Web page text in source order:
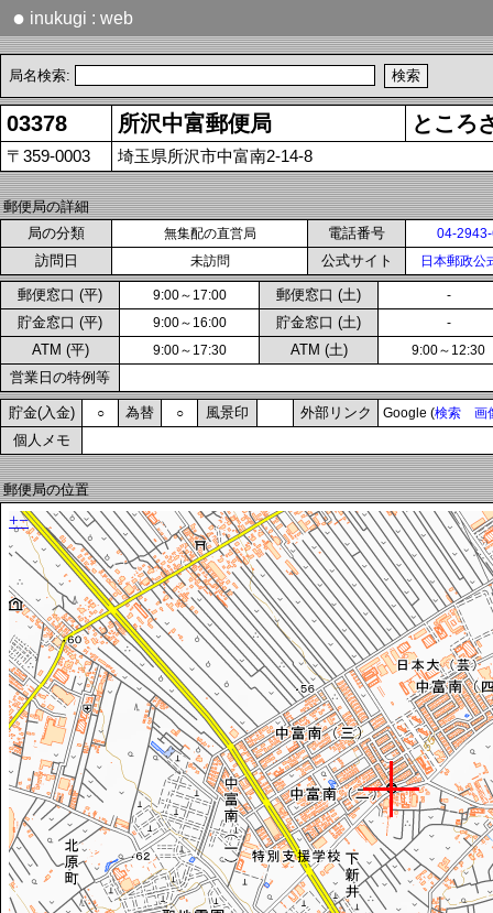
● inukugi : web
局名検索:
03378 所沢中富郵便局 ところ
〒359-0003 埼玉県所沢市中富南2-14-8
郵便局の詳細
局の分類
無集配の直営局 電話番号 04-
訪問日 未訪問 公式サイト 日本郵政公
郵便窓口 (平) 9:00～17:00 郵便窓口 (土) -
貯金窓口 (平) 9:00～16:00 貯金窓口 (土) -
ATM (平) 9:00～17:30 ATM (土) 9:00～12:30
営業日の特例等
貯金(入金) ○ 為替 ○ 風景印 外部リンク Google (検索 画
個人メモ
郵便局の位置